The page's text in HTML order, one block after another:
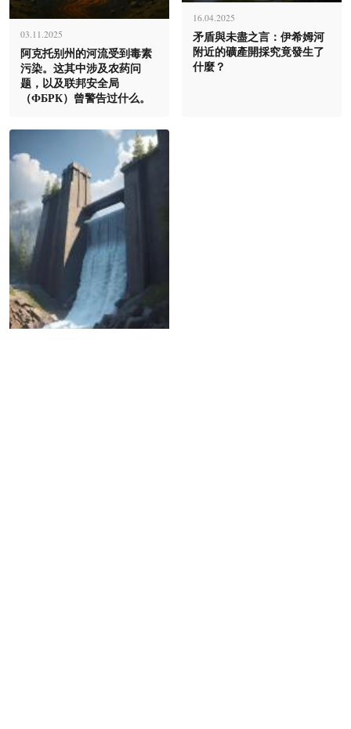
03.11.2025
阿克托别州的河流受到毒素
污染。这其中涉及农药问
题，以及联邦安全局
（ФБРК）曾警告过什么。
16.04.2025
矛盾與未盡之言：伊希姆河
附近的礦產開採究竟發生了
什麼？